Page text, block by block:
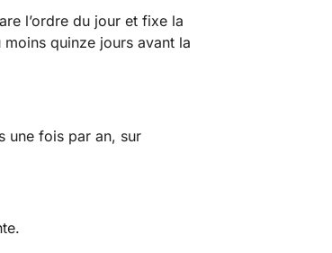
l’ordre du jour et fixe la
quinze jours avant la
une fois par an, sur